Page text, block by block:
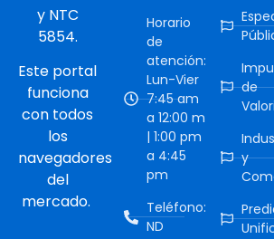
y NTC
5854.
Este portal
funciona
con todos
los
navegadores
del
mercado.
Horario
de
atención:
Lun-Vier
7:45 am
a 12:00 m
| 1:00 pm
a 4:45
pm
Teléfono:
ND
de
y